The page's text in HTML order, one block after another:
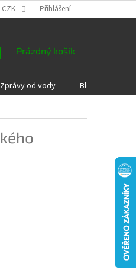
POUKAZY
CZK Přihlášení
NÁKUPNÍ
Prázdný košík
Zprávy od vody Blog